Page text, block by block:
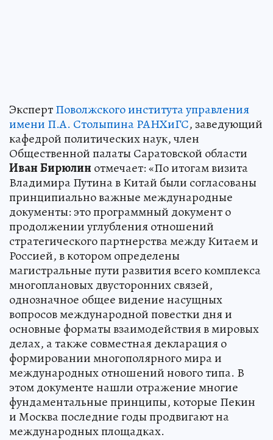
ЭкспертПоволжского института управления
имени П.А. Столыпина РАНХиГС, заведующий
кафедрой политических наук, член
Общественной палаты Саратовской области
ИванБирюлин отмечает: «По итогам визита
Владимира Путина в Китай были согласованы
принципиально важные международные
документы: это программный документ о
продолжении углубления отношений
стратегического партнерства между Китаем и
Россией, в котором определены
магистральные пути развития всего комплекса
многоплановых двусторонних связей,
однозначное общее видение насущных
вопросов международной повестки дня и
основные форматы взаимодействия в мировых
делах, а также совместная декларация о
формировании многополярного мира и
международных отношений нового типа. В
этом документе нашли отражение многие
фундаментальные принципы, которые Пекин
и Москва последние годы продвигают на
международных площадках.